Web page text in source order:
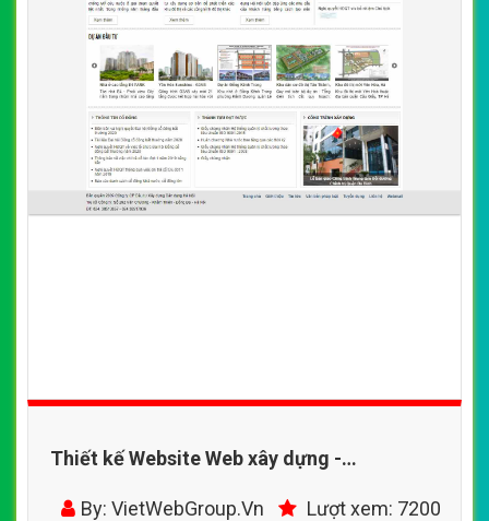
Thiết kế Website Web xây dựng -
hccicomvn
By: VietWebGroup.Vn Lượt xem: 7200